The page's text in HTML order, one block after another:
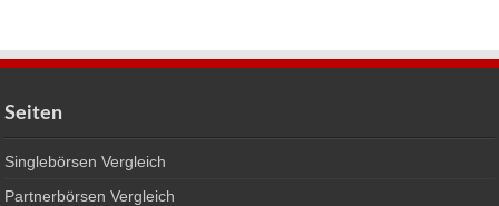
Seiten
Singlebörsen Vergleich
Partnerbörsen Vergleich